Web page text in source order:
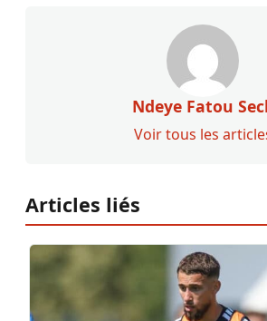
Ndeye Fatou
Voir tous les
Articles liés